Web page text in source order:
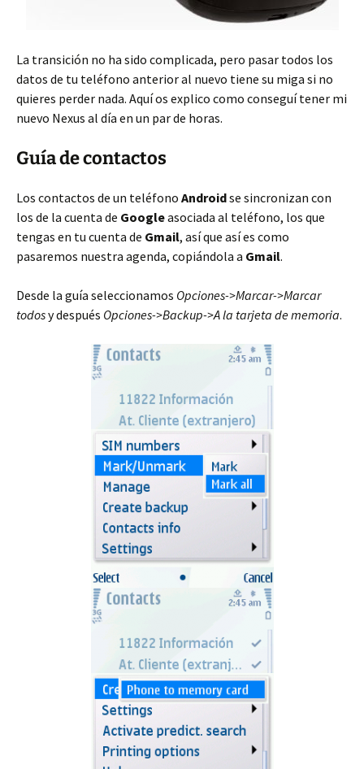
La transición no ha sido complicada, pero pasar todos los
datos de tu teléfono anterior al nuevo tiene su miga si no
quieres perder nada. Aquí os explico como conseguí tener mi
nuevo Nexus al día en un par de horas.
Guía de contactos
Los contactos de un teléfono Androidse sincronizan con
los de la cuenta de Googleasociada al teléfono, los que
tengas en tu cuenta de Gmail, así que así es como
pasaremos nuestra agenda, copiándola a Gmail.
Desde la guía seleccionamos Opciones->Marcar->Marcar
todosy después Opciones->Backup->A la tarjeta de memoria.